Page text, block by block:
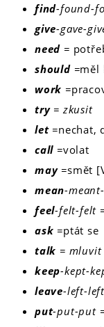
find-found-
give-gave-
need =
should=měl
work =
try= zkusit
let=nechat,
call =volat
may=smět
mean-
feel-felt-felt
ask =ptát se
talk = mluvit
keep-kept-
leave-left-
put-put-put